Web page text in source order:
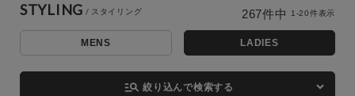
詳細検索
STYLING
MENS LADIES
manage_search 絞り込んで検索する
267件中 1-20件表示